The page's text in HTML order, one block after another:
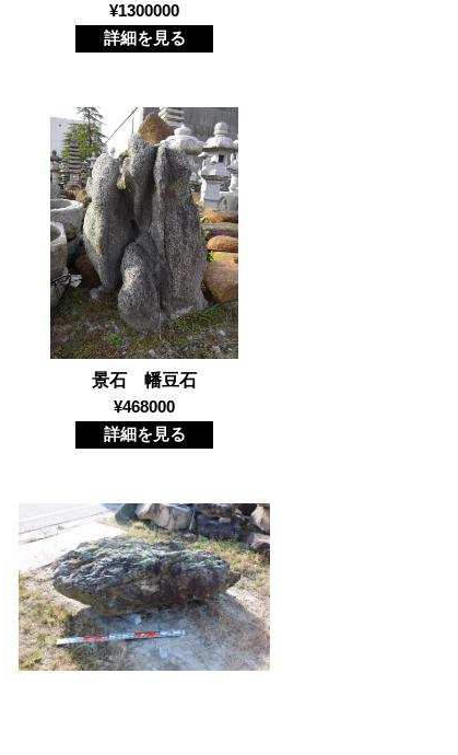
¥1300000
詳細を見る
景石 幡豆石
¥468000
詳細を見る